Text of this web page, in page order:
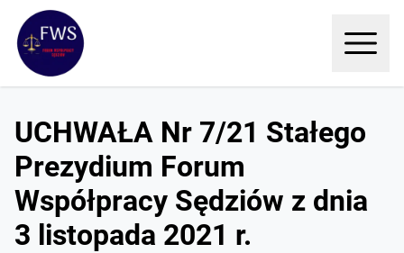
UCHWAŁA Nr 7/21 Stałego
Prezydium Forum
Współpracy Sędziów z dnia
3 listopada 2021 r.